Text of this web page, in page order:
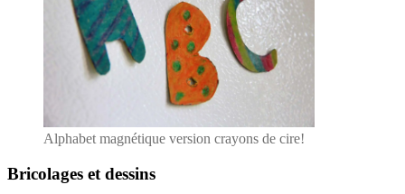
Alphabet magnétique version crayons de cire!
Bricolages et dessins